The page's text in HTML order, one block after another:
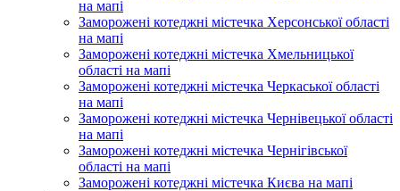
на мапі
Заморожені котеджні містечка Херсонської області
на мапі
Заморожені котеджні містечка Хмельницької
області на мапі
Заморожені котеджні містечка Черкаської області
на мапі
Заморожені котеджні містечка Чернівецької області
на мапі
Заморожені котеджні містечка Чернігівської
області на мапі
Заморожені котеджні містечка Києва на мапі